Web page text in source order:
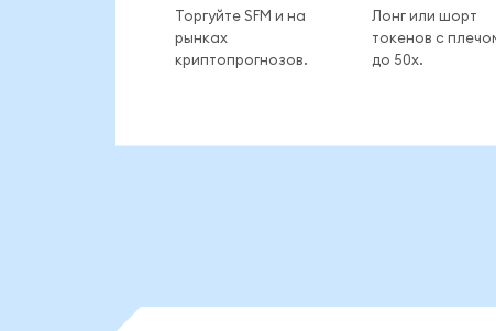
Торгуйте SFM и на
рынках
криптопрогнозов.
Лонг или шорт
токенов с
до 50x.